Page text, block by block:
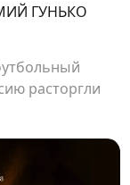
ГУНЬКО
расторгли